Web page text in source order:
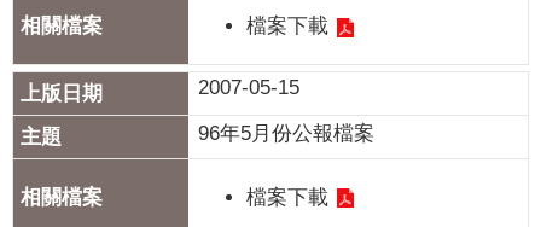
English
資
訊
安
全
政
檔案下載
2007-05-15
96年5月份公報檔案
檔案下載